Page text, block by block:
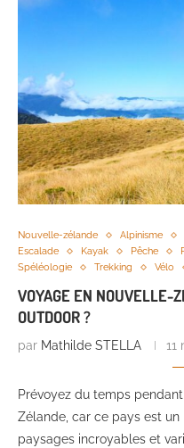
Nouvelle-zélande Alpinisme
Escalade
Kayak Pêche
Spéléologie
Trekking Vélo
VOYAGE EN NOUVELLE-
OUTDOOR ?
par Mathilde STELLA 11
Prévoyez du temps
Zélande, car ce pays est
paysages incroyables et